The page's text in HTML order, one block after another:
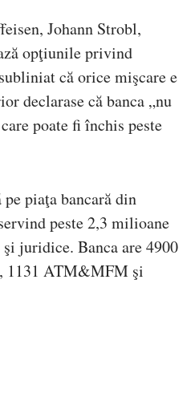
Johann Strobl,
opţiunile privind
că orice mişcare e
declarase că banca „nu
poate fi închis peste
piaţa bancară din
peste 2,3 milioane
juridice. Banca are 4900
1131 ATM&MFM şi